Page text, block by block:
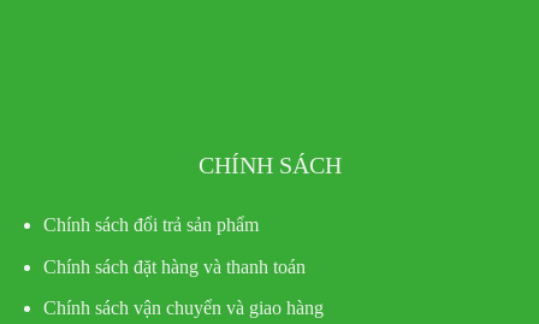
CHÍNH SÁCH
Chính sách đổi trả sản phẩm
Chính sách đặt hàng và thanh toán
Chính sách vận chuyển và giao hàng